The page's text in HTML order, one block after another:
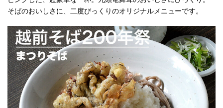
そばのおいしさに、二度びっくりのオリジナルメニューです。